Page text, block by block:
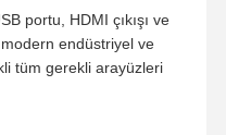
portu, HDMI çıkışı ve
endüstriyel ve
tüm gerekli arayüzleri